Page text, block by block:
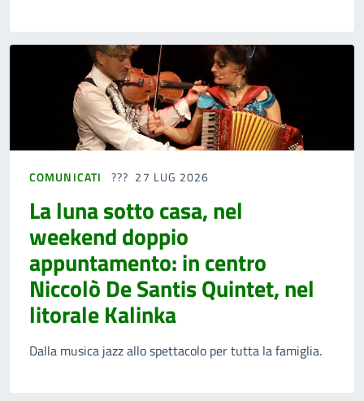
COMUNICATI 27 LUG 2026
La luna sotto casa, nel
weekend doppio
appuntamento: in centro
Niccolò De Santis Quintet, nel
litorale Kalinka
Dalla musica jazz allo spettacolo per tutta la famiglia.